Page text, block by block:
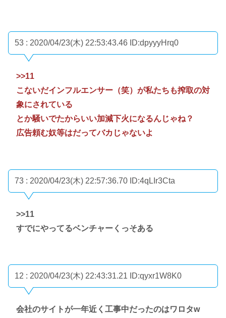
53 : 2020/04/23(木) 22:53:43.46 ID:dpyyyHrq0
>>11
こないだインフルエンサー（笑）が私たちも搾取の対
象にされている
とか騒いでたからいい加減下火になるんじゃね？
広告頼む奴等はだってバカじゃないよ
73 : 2020/04/23(木) 22:57:36.70 ID:4qLIr3Cta
>>11
すでにやってるベンチャーくっそある
12 : 2020/04/23(木) 22:43:31.21 ID:qyxr1W8K0
会社のサイトが一年近く工事中だったのはワロタw